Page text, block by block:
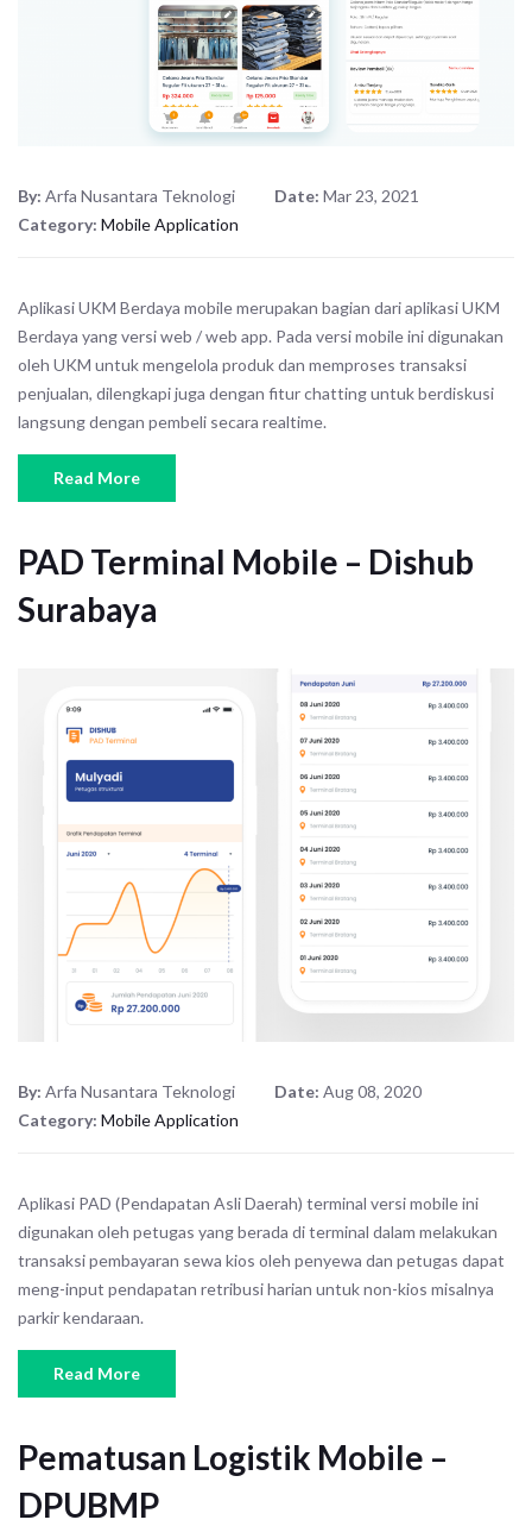
By: Arfa Nusantara Teknologi Date: Mar 23, 2021
Category: Mobile Application
Aplikasi UKM Berdaya mobile merupakan bagian dari aplikasi UKM
Berdaya yang versi web / web app. Pada versi mobile ini digunakan
oleh UKM untuk mengelola produk dan memproses transaksi
penjualan, dilengkapi juga dengan fitur chatting untuk berdiskusi
langsung dengan pembeli secara realtime.
Read More
PAD Terminal Mobile – Dishub
Surabaya
By: Arfa Nusantara Teknologi Date: Aug 08, 2020
Category: Mobile Application
Aplikasi PAD (Pendapatan Asli Daerah) terminal versi mobile ini
digunakan oleh petugas yang berada di terminal dalam melakukan
transaksi pembayaran sewa kios oleh penyewa dan petugas dapat
meng-input pendapatan retribusi harian untuk non-kios misalnya
parkir kendaraan.
Read More
Pematusan Logistik Mobile –
DPUBMP